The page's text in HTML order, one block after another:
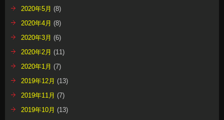
2020年5月 (8)
2020年4月 (8)
2020年3月 (6)
2020年2月 (11)
2020年1月 (7)
2019年12月 (13)
2019年11月 (7)
2019年10月 (13)